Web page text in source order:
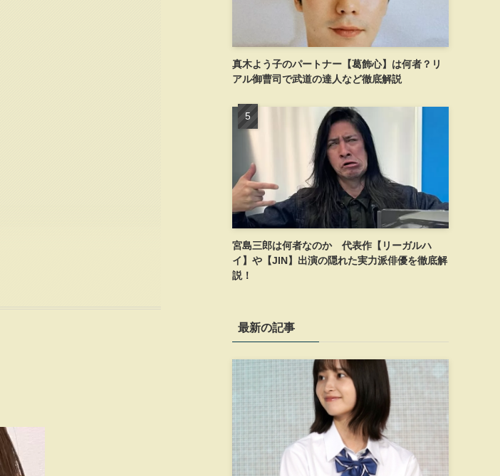
真木よう子のパートナー【葛飾心】は何者？リ
アル御曹司で武道の達人など徹底解説
宮島三郎は何者なのか 代表作【リーガルハ
イ】や【JIN】出演の隠れた実力派俳優を徹底解
説！
最新の記事